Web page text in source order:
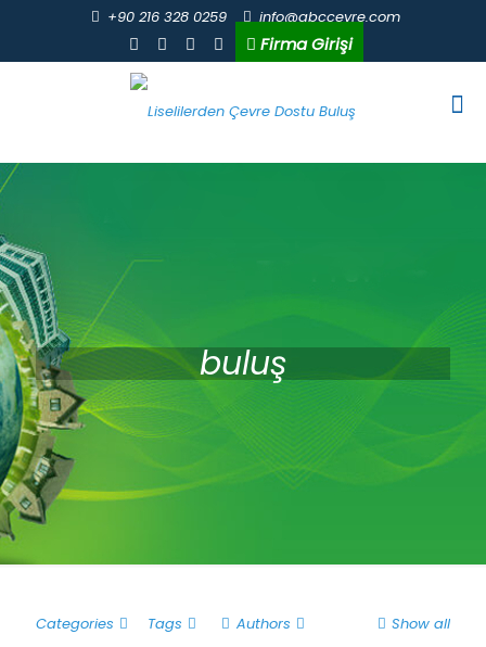
+90 216 328 0259 info@abccevre.com
Firma Girişi
buluş
Categories Tags Authors Show all